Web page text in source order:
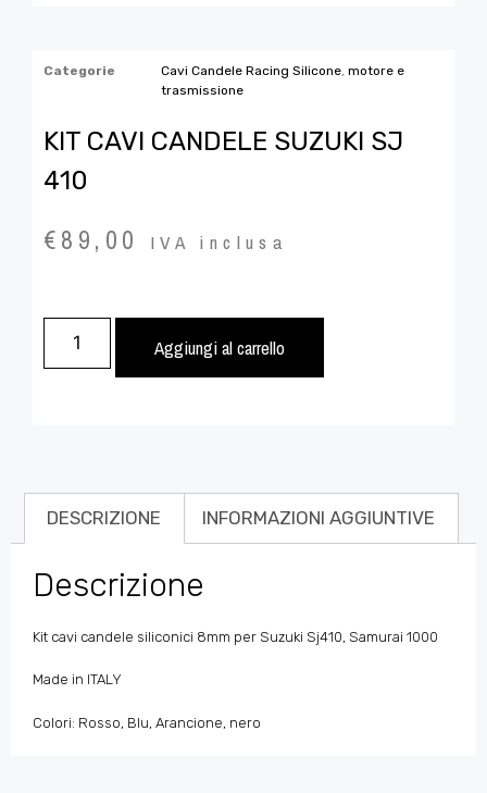
Categorie Cavi Candele Racing Silicone motore e
trasmissione
KIT CAVI CANDELE SUZUKI SJ
410
€89,00 IVA inclusa
Aggiungi al carrello
DESCRIZIONE INFORMAZIONI AGGIUNTIVE
Descrizione
Kit cavi candele siliconici 8mm per Suzuki Sj410, Samurai 1000
Made in ITALY
Colori: Rosso, Blu, Arancione, nero